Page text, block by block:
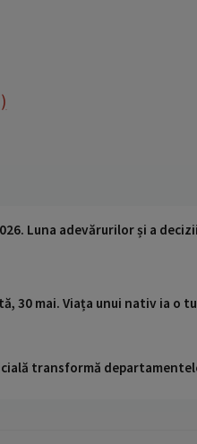
Luna adevărurilor și a
30 mai. Viața unui nativ ia
transformă